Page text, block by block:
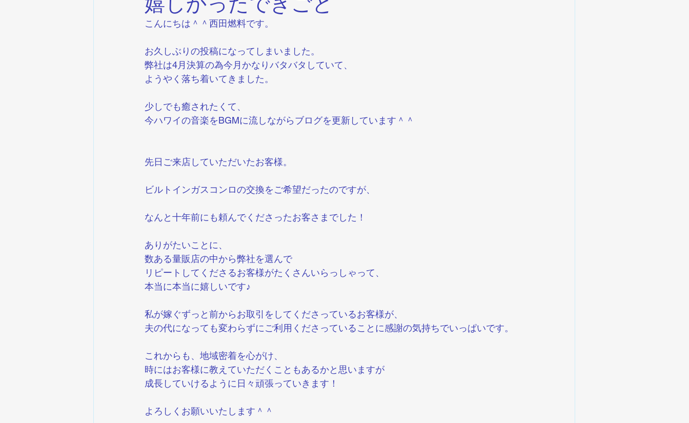
こんにちは＾＾西田燃料です。
お久しぶりの投稿になってしまいました。
弊社は4月決算の為今月かなりバタバタしていて、
ようやく落ち着いてきました。
少しでも癒されたくて、
今ハワイの音楽をBGMに流しながらブログを更新しています＾＾
先日ご来店していただいたお客様。
ビルトインガスコンロの交換をご希望だったのですが、
なんと十年前にも頼んでくださったお客さまでした！
ありがたいことに、
数ある量販店の中から弊社を選んで
リピートしてくださるお客様がたくさんいらっしゃって、
本当に本当に嬉しいです♪
私が嫁ぐずっと前からお取引をしてくださっているお客様が、
夫の代になっても変わらずにご利用くださっていることに感謝の気持ちでいっぱいです。
これからも、地域密着を心がけ、
時にはお客様に教えていただくこともあるかと思いますが
成長していけるように日々頑張っていきます！
よろしくお願いいたします＾＾